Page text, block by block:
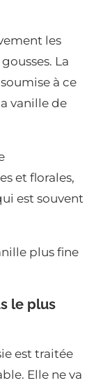
les
La
à ce
vanille de
et florales,
est souvent
plus fine
le plus
est traitée
Elle ne va